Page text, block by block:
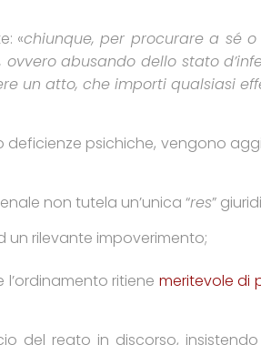
«chiunque, per procurare a sé
abusando dello stato
un atto, che importi qualsiasi
psichiche, vengono
non tutela un’unica “res”
rilevante impoverimento;
l’ordinamento ritiene meritevole di
del reato in discorso,